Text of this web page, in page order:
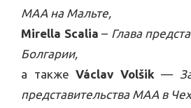
МАА на Мальте,
Mirella Scalia – Глава
Болгарии,
а также Václav Volšik —
представительства МАА в